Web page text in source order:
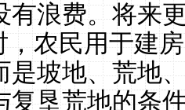
有浪费。将来
，农民用于建
是坡地、荒地
复垦荒地的条